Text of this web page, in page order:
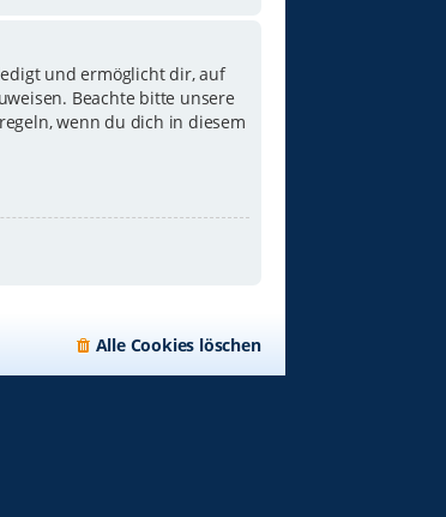
und ermöglicht dir, auf
Beachte bitte unsere
wenn du dich in diesem
Alle Cookies löschen